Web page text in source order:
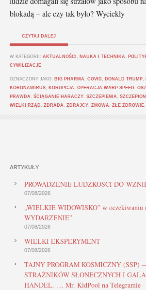
blokadą – ale czy tak było? Wyciekły
CZYTAJ DALEJ
W KATEGORII: AKTUALNOŚCI NAUKA I TECHNIKA
CYWILIZACJE
OZNACZONY JAKO: BIG PHARMA COVID DONALD TRUMP
KORONAWIRUS
KORUPCJA OPERACJA WARP SPEED
PRAWDA
ŚCIĄGANIE HARACZY SZCZEPIENIA
WIELKI RZĄD
ZDRADA ZDRAJCY ZMOWA ZŁE ZDROWIE
ARTYKUŁY
PROWADZENIE LUDZKOŚCI DO
07/08/2026
„WIELKIE WIDOWISKO” w
WYDARZENIE”
07/08/2026
WIELKI EKSPERYMENT
07/08/2026
TAJNY PROGRAM KOSMICZNY (SSP)
STRAŻNIKÓW SŁONECZNYCH I
HANDEL. … Mr. KidPool na Telegramie